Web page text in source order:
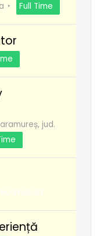
Full Time
jud.